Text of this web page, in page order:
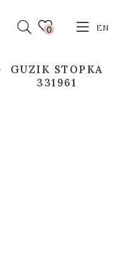
0 EN
GUZIK STOPKA
331961